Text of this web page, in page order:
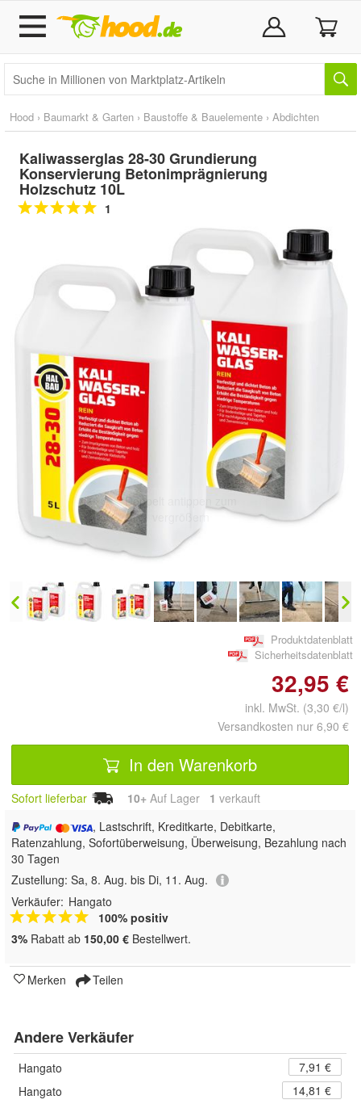
Hood › Baumarkt & Garten › Baustoffe & Bauelemente › Abdichten
Kaliwasserglas 28-30 Grundierung
Konservierung Betonimprägnierung
Holzschutz 10L
1
Doppelt antippen zum
Produktdatenblatt
Sicherheitsdatenblatt
32,95 €
inkl. MwSt. (3,30 €/l)
Versandkosten nur 6,90 €
In den Warenkorb
Sofort lieferbar 10+ Auf Lager 1 verkauft
, Lastschrift, Kreditkarte, Debitkarte,
Ratenzahlung, Sofortüberweisung, Überweisung, Bezahlung nach
30 Tagen
Zustellung: Sa, 8. Aug. bis Di, 11. Aug.
Verkäufer: Hangato
100% positiv
3% Rabatt ab 150,00 € Bestellwert.
Merken Teilen
Andere Verkäufer
Hangato
7,91 €
Hangato
14,81 €